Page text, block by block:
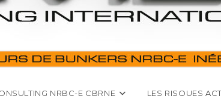
NRBC-E CBRNE LES RISQUES